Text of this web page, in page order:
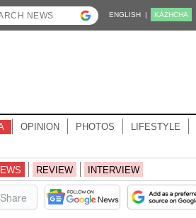
ENGLISH | KĀZHCHA
OPINION PHOTOS LIFESTYLE
REVIEW INTERVIEW
Share